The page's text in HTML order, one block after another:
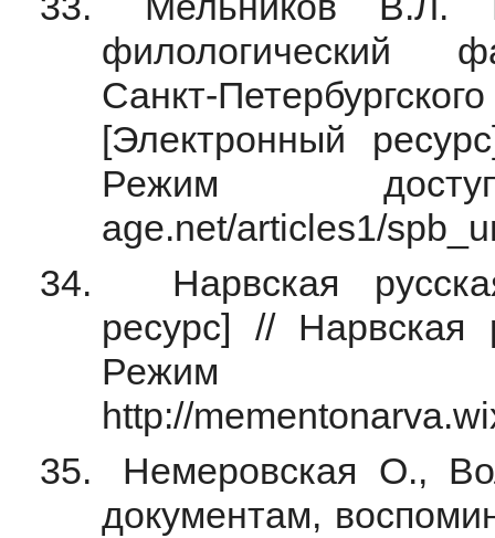
филологический
Санкт-
[Электронный
Режим
age.net/articles1/
Нарвская
ресурс] // Нарвская
Режим
http://
Немеровская О.,
документам,